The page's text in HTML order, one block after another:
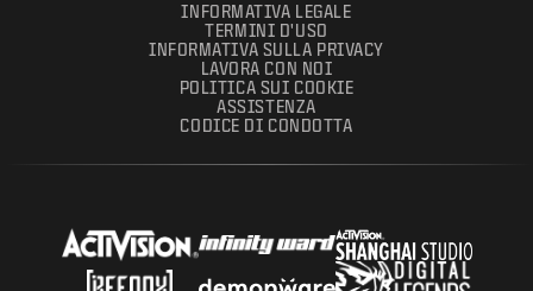
INFORMATIVA LEGALE
TERMINI D'USO
INFORMATIVA SULLA PRIVACY
LAVORA CON NOI
POLITICA SUI COOKIE
ASSISTENZA
CODICE DI CONDOTTA